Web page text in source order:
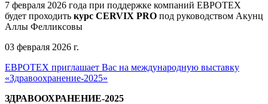
7 февраля 2026 года при поддержке компаний ЕВРОТЕХ
будет проходить курс CERVIX PRO под руководством Акунц
Аллы Фелликсовы
03 февраля 2026 г.
ЕВРОТЕХ приглашает Вас на международную выставку
«Здравоохранение-2025»
ЗДРАВООХРАНЕНИЕ-2025